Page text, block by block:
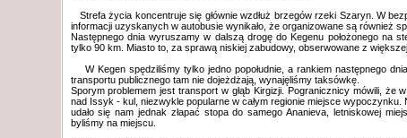
Strefa życia koncentruje się głównie wzdłuż brzegów rzeki Szaryn. W
informacji uzyskanych w autobusie wynikało, że organizowane są również
Następnego dnia wyruszamy w dalszą drogę do Kegenu położonego na
tylko 90 km. Miasto to, za sprawą niskiej zabudowy, obserwowane z
W Kegen spędziliśmy tylko jedno popołudnie, a rankiem następnego
transportu publicznego tam nie dojeżdżają, wynajęliśmy taksówkę.
Sporym problemem jest transport w głąb Kirgizji. Pogranicznicy mówili,
nad Issyk - kul, niezwykle popularne w całym regionie miejsce
udało się nam jednak złapać stopa do samego Ananieva, letniskowej
byliśmy na miejscu.